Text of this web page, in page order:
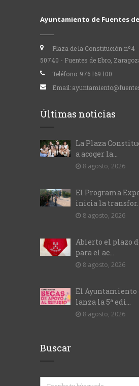
Ayuntamiento de Fuentes
Plaza de la Constitución nº4
50740 - Fuentes de Ebro,
Teléfono: 976 169 100
Email:
Últimas noticias
La Plaza
a acoger la...
8 agosto, 2026
El Programa
inicia la
8 agosto, 2026
Abierto el plazo
para el ac...
8 agosto, 2026
El Ayuntamiento
lanza la 5ª edi...
8 agosto, 2026
Buscar
Buscar